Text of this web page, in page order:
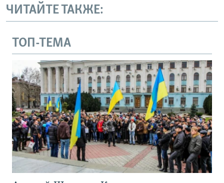
ЧИТАЙТЕ ТАКЖЕ:
ТОП-ТЕМА